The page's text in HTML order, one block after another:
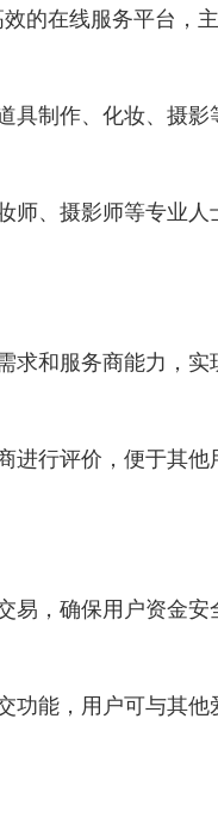
的在线服务平台，
具制作、化妆、摄影
师、摄影师等专业
求和服务商能力，实
进行评价，便于其
易，确保用户资金
功能，用户可与其他